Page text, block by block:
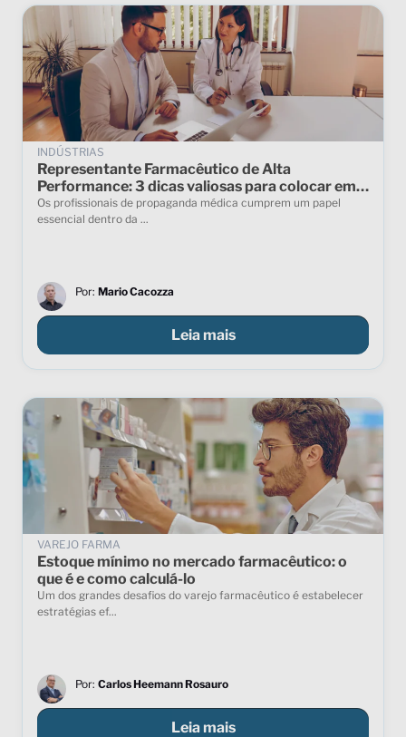
INDÚSTRIAS
Representante Farmacêutico de Alta
Performance: 3 dicas valiosas para colocar em
prática
Os profissionais de propaganda médica cumprem um papel
essencial dentro da ...
Por: Mario Cacozza
Leia mais
VAREJO FARMA
Estoque mínimo no mercado farmacêutico: o
que é e como calculá-lo
Um dos grandes desafios do varejo farmacêutico é estabelecer
estratégias ef...
Por: Carlos Heemann Rosauro
Leia mais